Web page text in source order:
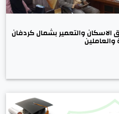
والتعمير بشمال كردفان